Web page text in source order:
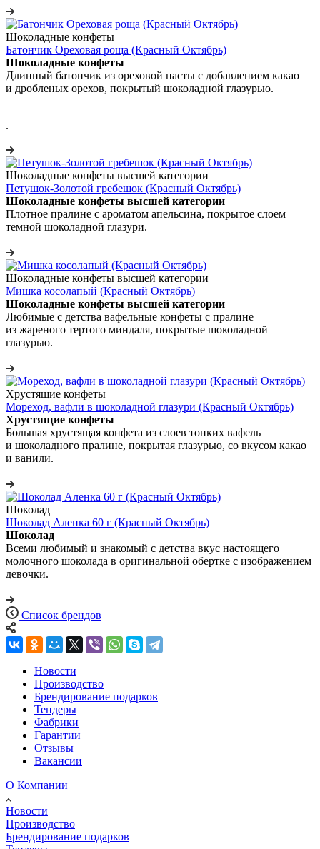
Шоколадные конфеты
Батончик Ореховая роща (Красный Октябрь)
Шоколадные конфеты
Длинный батончик из ореховой пасты с добавлением какао
и дробленых орехов, покрытый шоколадной глазурью.
.
Шоколадные конфеты высшей категории
Петушок-Золотой гребешок (Красный Октябрь)
Шоколадные конфеты высшей категории
Плотное пралине с ароматом апельсина, покрытое слоем
темной шоколадной глазури.
Шоколадные конфеты высшей категории
Мишка косолапый (Красный Октябрь)
Шоколадные конфеты высшей категории
Любимые с детства вафельные конфеты с пралине
из жареного тертого миндаля, покрытые шоколадной
глазурью.
Хрустящие конфеты
Мореход, вафли в шоколадной глазури (Красный Октябрь)
Хрустящие конфеты
Большая хрустящая конфета из слоев тонких вафель
и шоколадного пралине, покрытая глазурью, со вкусом какао
и ванили.
Шоколад
Шоколад Аленка 60 г (Красный Октябрь)
Шоколад
Всеми любимый и знакомый с детства вкус настоящего
молочного шоколада в оригинальной обертке с изображением
девочки.
Список брендов
Новости
Производство
Брендирование подарков
Тендеры
Фабрики
Гарантии
Отзывы
Вакансии
О Компании
Новости
Производство
Брендирование подарков